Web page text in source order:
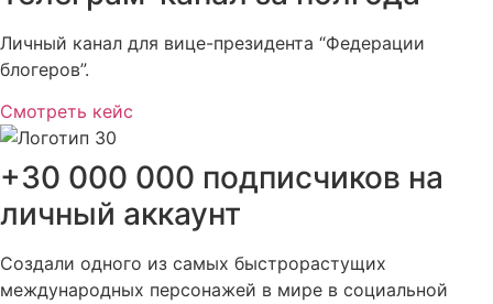
Личный канал для вице-президента “Федерации
блогеров”.
Смотреть кейс
+30 000 000 подписчиков на
личный аккаунт
Создали одного из самых быстрорастущих
международных персонажей в мире в социальной